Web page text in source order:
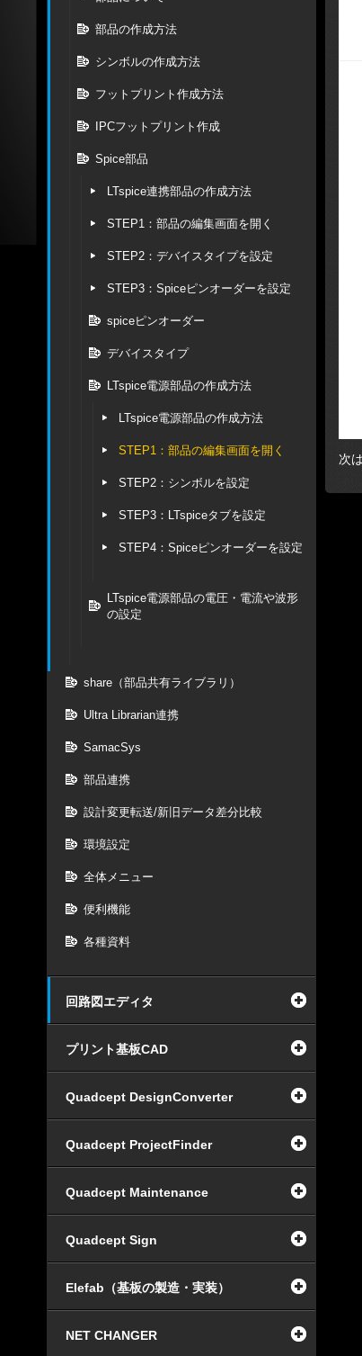
部品の作成方法
シンボルの作成方法
フットプリント作成方法
IPCフットプリント作成
Spice部品
LTspice連携部品の作成方法
STEP1：部品の編集画面を開く
STEP2：デバイスタイプを設定
STEP3：Spiceピンオーダーを設定
spiceピンオーダー
デバイスタイプ
LTspice電源部品の作成方法
LTspice電源部品の作成方法
STEP1：部品の編集画面を開く
STEP2：シンボルを設定
STEP3：LTspiceタブを設定
STEP4：Spiceピンオーダーを設定
LTspice電源部品の電圧・電流や波形
の設定
share（部品共有ライブラリ）
Ultra Librarian連携
SamacSys
部品連携
設計変更転送/新旧データ差分比較
環境設定
全体メニュー
便利機能
各種資料
回路図エディタ
プリント基板CAD
Quadcept DesignConverter
Quadcept ProjectFinder
Quadcept Maintenance
Quadcept Sign
Elefab（基板の製造・実装）
NET CHANGER
次